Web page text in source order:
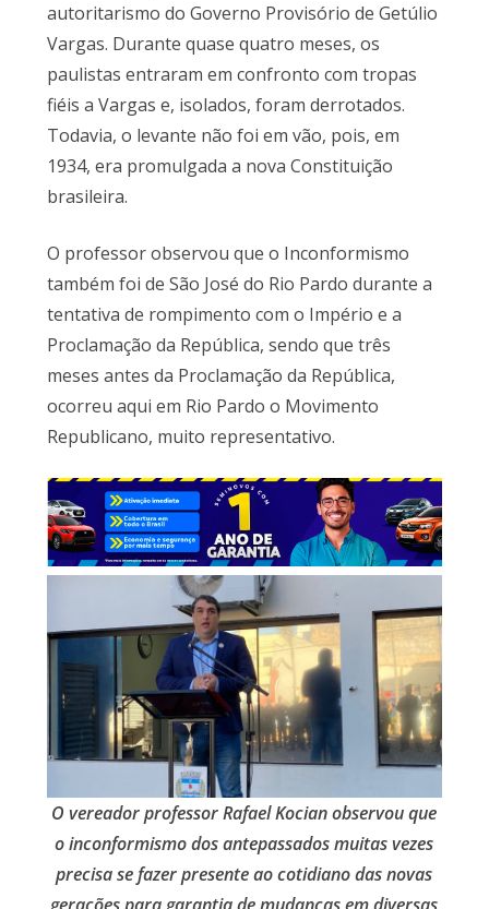
autoritarismo do Governo Provisório de Getúlio
Vargas. Durante quase quatro meses, os
paulistas entraram em confronto com tropas
fiéis a Vargas e, isolados, foram derrotados.
Todavia, o levante não foi em vão, pois, em
1934, era promulgada a nova Constituição
brasileira.
O professor observou que o Inconformismo
também foi de São José do Rio Pardo durante a
tentativa de rompimento com o Império e a
Proclamação da República, sendo que três
meses antes da Proclamação da República,
ocorreu aqui em Rio Pardo o Movimento
Republicano, muito representativo.
O vereador professor Rafael Kocian observou que
o inconformismo dos antepassados muitas vezes
precisa se fazer presente ao cotidiano das novas
gerações para garantia de mudanças em diversas